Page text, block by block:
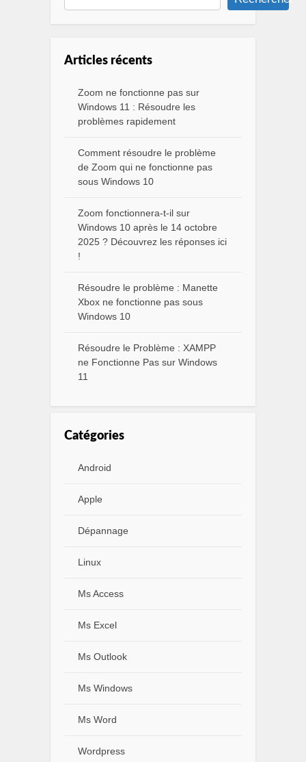
Articles récents
Zoom ne fonctionne pas sur
Windows 11 : Résoudre les
problèmes rapidement
Comment résoudre le problème
de Zoom qui ne fonctionne pas
sous Windows 10
Zoom fonctionnera-t-il sur
Windows 10 après le 14 octobre
2025 ? Découvrez les réponses ici
!
Résoudre le problème : Manette
Xbox ne fonctionne pas sous
Windows 10
Résoudre le Problème : XAMPP
ne Fonctionne Pas sur Windows
11
Catégories
Android
Apple
Dépannage
Linux
Ms Access
Ms Excel
Ms Outlook
Ms Windows
Ms Word
Wordpress